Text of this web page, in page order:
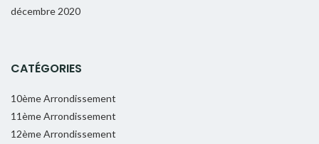
décembre 2020
CATÉGORIES
10ème Arrondissement
11ème Arrondissement
12ème Arrondissement